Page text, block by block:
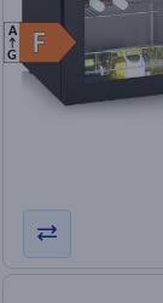
F
F
A
G